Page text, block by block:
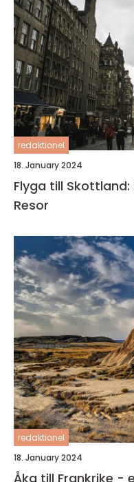
redaktionel
18. January 2024
Flyga till Skottland:
Resor
redaktionel
18. January 2024
Åka till Frankrike -